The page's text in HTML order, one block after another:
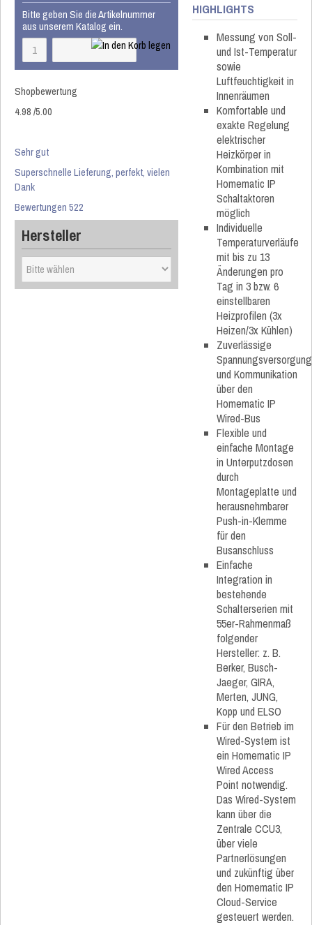
Bitte geben Sie die Artikelnummer
aus unserem Katalog ein.
Shopbewertung
4.98/5.00
Sehr gut
Superschnelle Lieferung, perfekt, vielen
Dank
Bewertungen 522
Hersteller
HIGHLIGHTS
Messung von Soll-
und Ist-Temperatur
sowie
Luftfeuchtigkeit in
Innenräumen
Komfortable und
exakte Regelung
elektrischer
Heizkörper in
Kombination mit
Homematic IP
Schaltaktoren
möglich
Individuelle
Temperaturverläufe
mit bis zu 13
Änderungen pro
Tag in 3 bzw. 6
einstellbaren
Heizprofilen (3x
Heizen/3x Kühlen)
Zuverlässige
Spannungsversorgung
und Kommunikation
über den
Homematic IP
Wired-Bus
Flexible und
einfache Montage
in Unterputzdosen
durch
Montageplatte und
herausnehmbarer
Push-in-Klemme
für den
Busanschluss
Einfache
Integration in
bestehende
Schalterserien mit
55er-Rahmenmaß
folgender
Hersteller: z. B.
Berker, Busch-
Jaeger, GIRA,
Merten, JUNG,
Kopp und ELSO
Für den Betrieb im
Wired-System ist
ein Homematic IP
Wired Access
Point notwendig.
Das Wired-System
kann über die
Zentrale CCU3,
über viele
Partnerlösungen
und zukünftig über
den Homematic IP
Cloud-Service
gesteuert werden.